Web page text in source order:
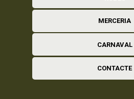
MERCERIA
CARNAVAL
CONTACTE